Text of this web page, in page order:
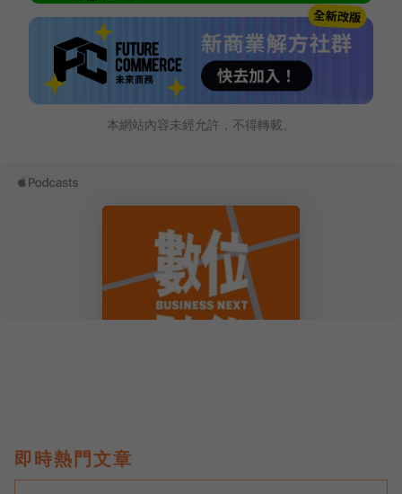
本網站內容未經允許，不得轉載。
即時熱門文章